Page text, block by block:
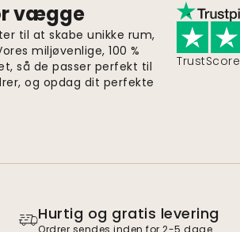
vægge
til at skabe unikke rum,
miljøvenlige, 100 %
så de passer perfekt til
og opdag dit perfekte
TrustScore
Hurtig og gratis levering